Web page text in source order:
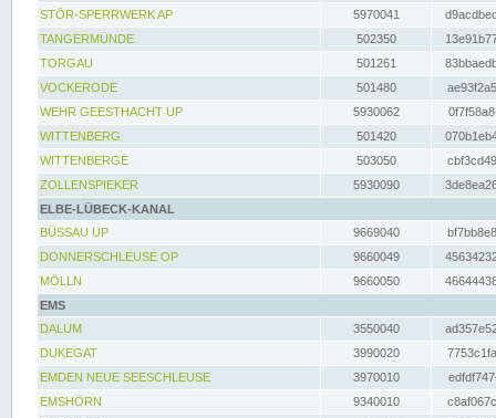
STÖR-SPERRWERK AP 5970041
TANGERMÜNDE
502350
TORGAU
501261
VOCKERODE
501480
WEHR GEESTHACHT UP
5930062
WITTENBERG
501420
WITTENBERGE
503050
ZOLLENSPIEKER
5930090
ELBE-LÜBECK-KANAL
BÜSSAU UP
9669040
DONNERSCHLEUSE OP
9660049
MÖLLN
9660050
EMS
DALUM
3550040
DUKEGAT
3990020
EMDEN NEUE SEESCHLEUSE
3970010
EMSHÖRN
9340010